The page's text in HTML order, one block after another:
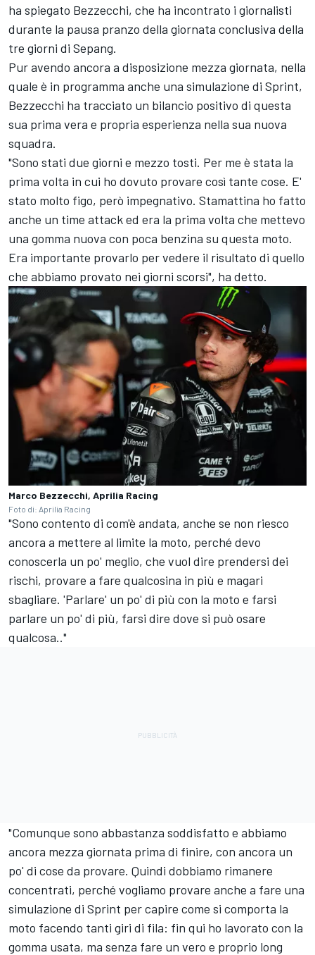
ha spiegato Bezzecchi, che ha incontrato i giornalisti
durante la pausa pranzo della giornata conclusiva della
tre giorni di Sepang.
Pur avendo ancora a disposizione mezza giornata, nella
quale è in programma anche una simulazione di Sprint,
Bezzecchi ha tracciato un bilancio positivo di questa
sua prima vera e propria esperienza nella sua nuova
squadra.
"Sono stati due giorni e mezzo tosti. Per me è stata la
prima volta in cui ho dovuto provare così tante cose. E'
stato molto figo, però impegnativo. Stamattina ho fatto
anche un time attack ed era la prima volta che mettevo
una gomma nuova con poca benzina su questa moto.
Era importante provarlo per vedere il risultato di quello
che abbiamo provato nei giorni scorsi", ha detto.
Marco Bezzecchi, Aprilia Racing
Foto di: Aprilia Racing
"Sono contento di com'è andata, anche se non riesco
ancora a mettere al limite la moto, perché devo
conoscerla un po' meglio, che vuol dire prendersi dei
rischi, provare a fare qualcosina in più e magari
sbagliare. 'Parlare' un po' di più con la moto e farsi
parlare un po' di più, farsi dire dove si può osare
qualcosa.."
"Comunque sono abbastanza soddisfatto e abbiamo
ancora mezza giornata prima di finire, con ancora un
po' di cose da provare. Quindi dobbiamo rimanere
concentrati, perché vogliamo provare anche a fare una
simulazione di Sprint per capire come si comporta la
moto facendo tanti giri di fila: fin qui ho lavorato con la
gomma usata, ma senza fare un vero e proprio long